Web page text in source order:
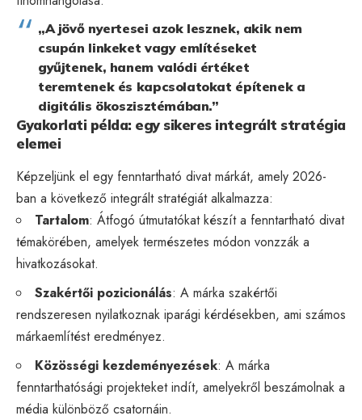
„A jövő nyertesei azok lesznek, akik nem
csupán linkeket vagy említéseket
gyűjtenek, hanem valódi értéket
teremtenek és kapcsolatokat építenek a
digitális ökoszisztémában.”
Gyakorlati példa: egy sikeres integrált stratégia
elemei
Képzeljünk el egy fenntartható divat márkát, amely 2026-
ban a következő integrált stratégiát alkalmazza:
Tartalom: Átfogó útmutatókat készít a fenntartható divat
témakörében, amelyek természetes módon vonzzák a
hivatkozásokat.
Szakértői pozicionálás: A márka szakértői
rendszeresen nyilatkoznak iparági kérdésekben, ami számos
márkaemlítést eredményez.
Közösségi kezdeményezések: A márka
fenntarthatósági projekteket indít, amelyekről beszámolnak a
média különböző csatornáin.